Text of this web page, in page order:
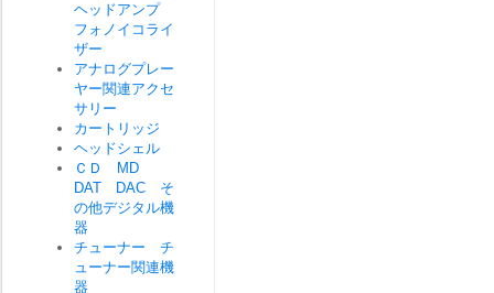
ヘッドアンプ
フォノイコライ
ザー
アナログプレー
ヤー関連アクセ
サリー
カートリッジ
ヘッドシェル
ＣＤ MD
DAT DAC そ
の他デジタル機
器
チューナー チ
ューナー関連機
器